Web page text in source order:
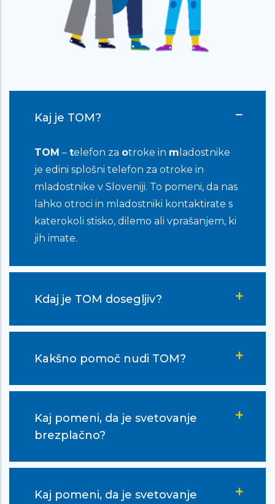
me ne jemljejo resno, kot me ne
mama. Upam, da kar sem napisal, ni
prevelika zmešnjava. Vem, da niste
pišem (kot sem že prej napisal),
pomaga.
Zelo veliko mi pomeni, da se nekdo
pogovarja z mano na takšen način kot
se vi, da verjamete da mi lahko uspe
zahvalila za pogovor in podporo, to
Ful je boljši občutek k nekomu poveš
vse kar ti leži na srcu, kakor da bi
dvigoval uteži in jih pol ves olajšan
vzela ta čas, ki bi ga lahko velik boljše
preživela, zame, da si me poslušala,
ker mi to res velik pomen. Ful mi je
lažje, pač hvala ker ste! Hvala ker ste
ki jih sama verjetno ne bi mogla. Ful
Kaj je TOM?
TOM – telefon za otroke in m ladostnike
je edini splošni telefon za otroke in
mladostnike v Sloveniji. To pomeni, da nas
lahko otroci in mladostniki kontaktirate s
katerokoli stisko, dilemo ali vprašanjem, ki
jih imate.
Kdaj je TOM dosegljiv?
Kakšno pomoč nudi TOM?
Kaj pomeni, da je svetovanje
brezplačno?
Kaj pomeni, da je svetovanje